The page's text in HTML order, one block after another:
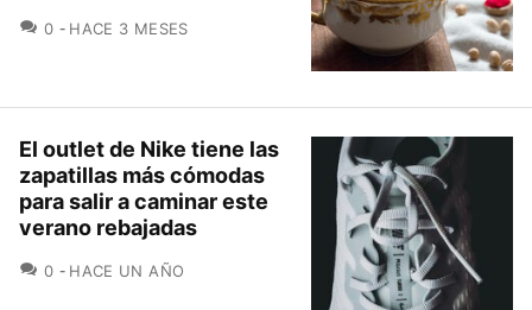
0 COMENTARIOS
HACE 3 MESES
El outlet de Nike tiene las
zapatillas más cómodas
para salir a caminar este
verano rebajadas
0 COMENTARIOS
HACE UN AÑO